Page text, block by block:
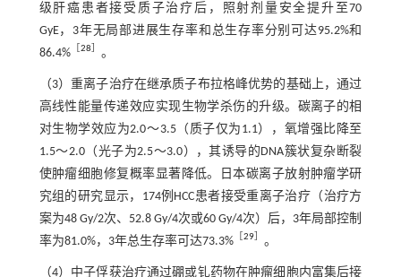
级肝癌患者接受质子治疗后，照射剂量安全提升至70
GyE，3年无局部进展生存率和总生存率分别可达95.2%和
86.4% ［28］ 。
（3）重离子治疗在继承质子布拉格峰优势的基础上，通过
高线性能量传递效应实现生物学杀伤的升级。碳离子的相
对生物学效应为2.0～3.5（质子仅为1.1），氧增强比降至
1.5～2.0（光子为2.5～3.0），其诱导的DNA簇状复杂断裂
使肿瘤细胞修复概率显著降低。日本碳离子放射肿瘤学研
究组的研究显示，174例HCC患者接受重离子治疗（治疗方
案为48 Gy/2次、52.8 Gy/4次或60 Gy/4次）后，3年局部控制
率为81.0%，3年总生存率可达73.3% ［29］ 。
（4）中子俘获治疗通过硼或钆药物在肿瘤细胞内富集后接